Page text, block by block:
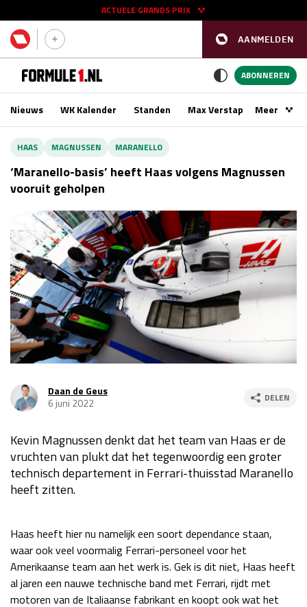
AANMELDEN
ACTUELE GRANDS PRIX
11 - 13 sep
Race
GP AZERBEIDZJAN 2026 24 - 26 sep
Kwalificatie
vr 14:00 - 15:00
Race
za 13:00 - 15:00
Kwalificatie
za 15:00 - 16:00
Race
zo 14:00 - 16:00
Kwalificatie
za 23:00 - 00:00
Race
zo 21:00 - 23:00
GP MEXICO 2026 30 okt - 01 nov
Kwalificatie
LAS VEGAS GRAND PRIX 2026 20 - 22 nov
ABONNEREN
Nieuws WK Kalender Standen Max VerstappenMeer
HAAS MAGNUSSEN MARANELLO
‘Maranello-basis’ heeft Haas volgens Magnussen
vooruit geholpen
Daan de Geus
6 juni 2022
DELEN
Kevin Magnussen denkt dat het team van Haas er de
vruchten van plukt dat het tegenwoordig een groter
technisch departement in Ferrari-thuisstad Maranello
heeft zitten.
Haas heeft hier nu namelijk een soort dependance staan,
waar ook veel voormalig Ferrari-personeel voor het
Amerikaanse team aan het werk is. Gek is dit niet, Haas heeft
al jaren een nauwe technische band met Ferrari, rijdt met
motoren van de Italiaanse fabrikant en koopt ook wat het